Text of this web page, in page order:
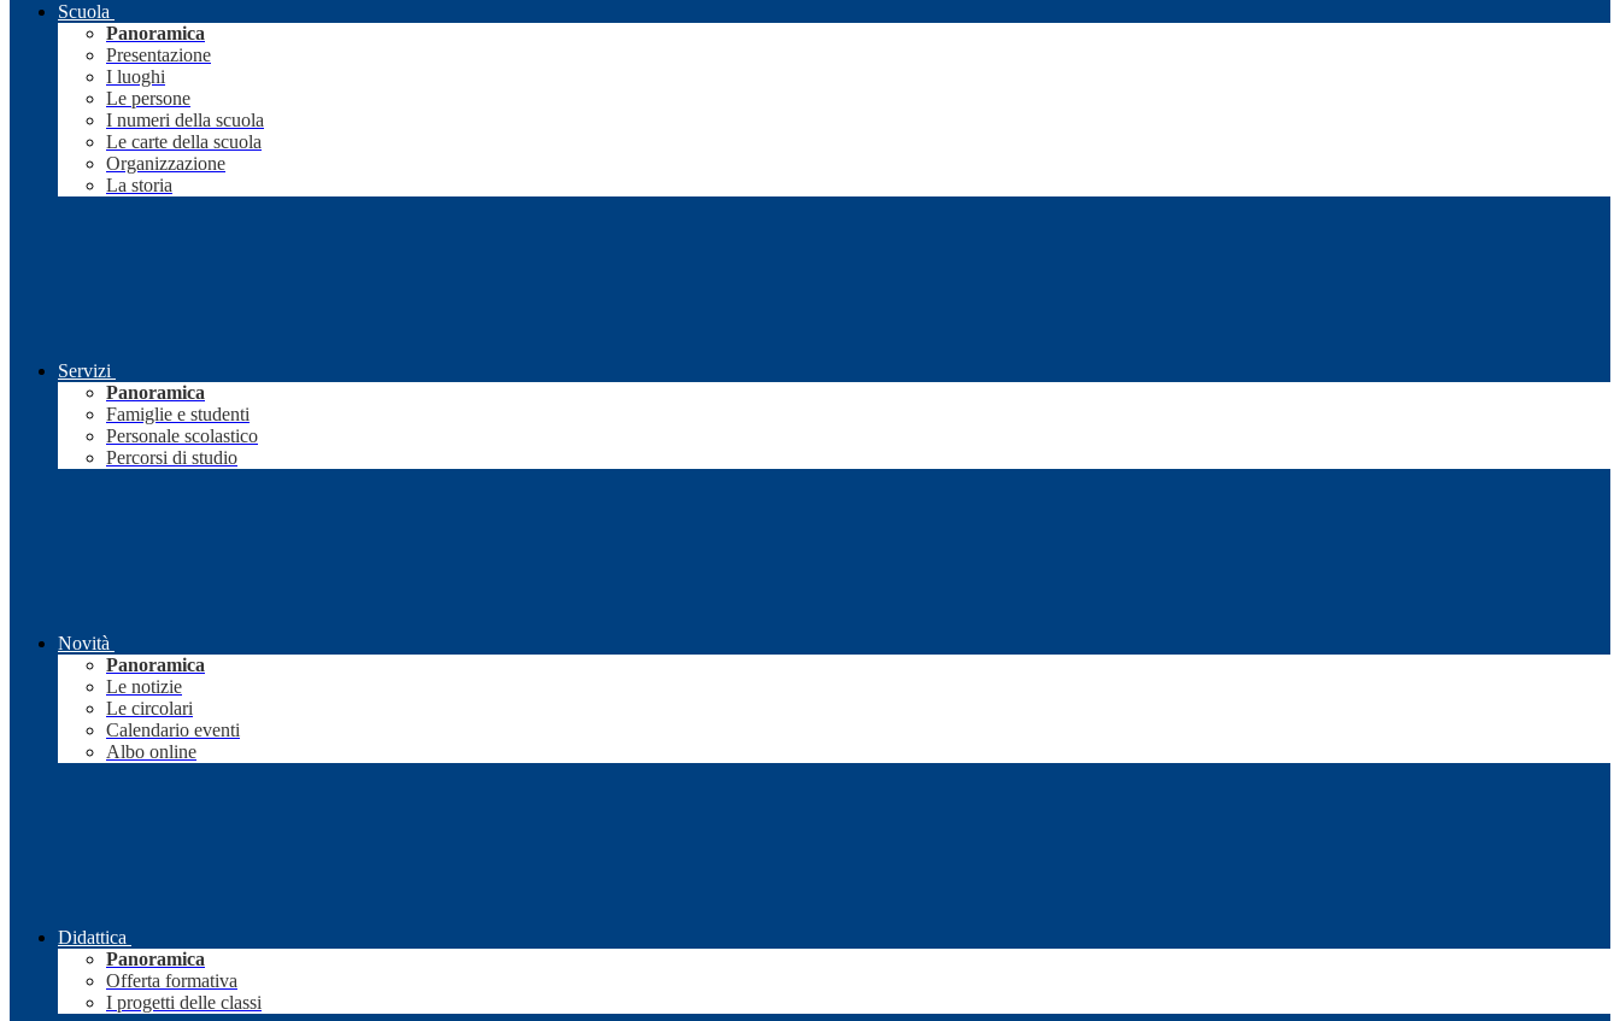
Scuola
Panoramica
Presentazione
I luoghi
Le persone
I numeri della scuola
Le carte della scuola
Organizzazione
La storia
Servizi
Panoramica
Famiglie e studenti
Personale scolastico
Percorsi di studio
Novità
Panoramica
Le notizie
Le circolari
Calendario eventi
Albo online
Didattica
Panoramica
Offerta formativa
I progetti delle classi